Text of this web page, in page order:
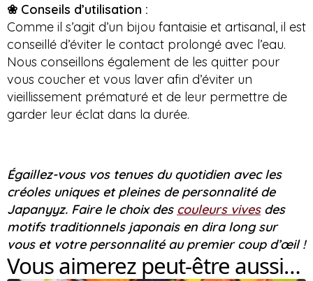
❀ Conseils d’utilisation :
Comme il s’agit d’un bijou fantaisie et artisanal, il est
conseillé d’éviter le contact prolongé avec l’eau.
Nous conseillons également de les quitter pour
vous coucher et vous laver afin d’éviter un
vieillissement prématuré et de leur permettre de
garder leur éclat dans la durée.
Égaillez-vous vos tenues du quotidien avec les
créoles uniques et pleines de personnalité de
Japanyyz. Faire le choix des couleurs vivesdes
motifs traditionnels japonais en dira long sur
vous et votre personnalité au premier coup d’œil !
Vous aimerez peut-être aussi…